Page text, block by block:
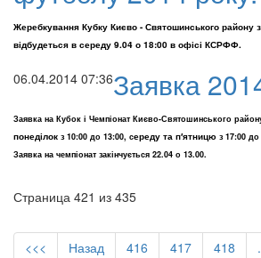
Жеребкування Кубку Києво - Святошинського району
відбудеться в середу 9.04 о 18:00 в офісі КСРФФ.
06.04.2014 07:36Заявка
Заявка на Кубок і Чемпіонат Києво-Святошинського
понеділок з 10:00 до 13:00, середу та п′ятницю з17:00 до
Заявка на чемпіонат закінчується 22.04 о 13.00.
Страница 421 из 435
<<< Назад 416 417 418